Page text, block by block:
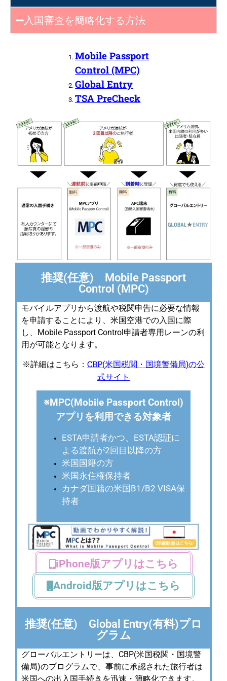
入国審査を簡略化する方法
Mobile Passport
Control (MPC)
Global Entry
TSA PreCheck
推奨(任意) Mobile Passport
Control (MPC)
モバイルアプリから渡航や税関申告に必要な情報
を申請することにより、米国空港での入国に際
し、Mobile Passport Control申請者専用レーンの利
用が可能となります。
※詳細はこちら： CBP(米国税関・国境警備局)の公
式サイト
※MPC(Mobile Passport Control)
アプリを利用できる対象者
ESTA申請者かつ、ESTA認証に
よる渡航が2回目以降の方
米国国籍の方
米国永住権保持者
カナダ国籍の米国B1/B2 VISA保
持者
iPhone版アプリはこちら
Android版アプリはこちら
推奨(任意) Global Entry(有料)プロ
グラム
グローバルエントリーは、CBP(米国税関・国境警
備局)のプログラムで、事前に承認された旅行者は
米国への出入国手続きを迅速・簡略化できます。